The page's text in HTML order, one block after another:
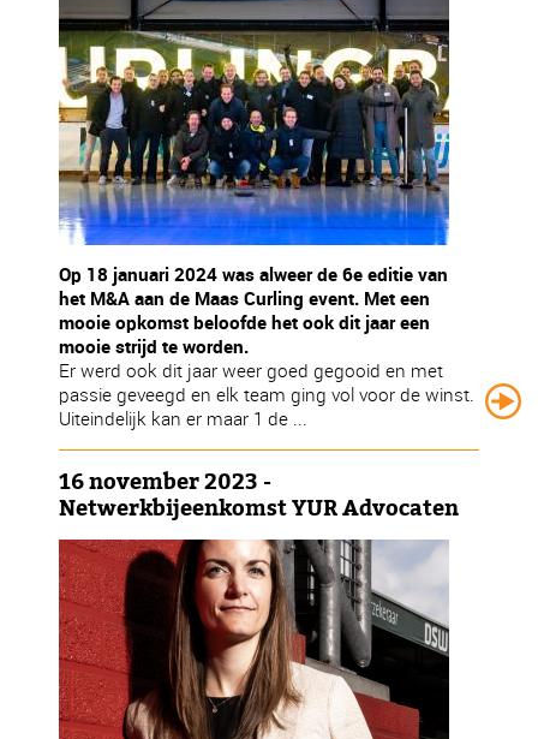
Op 18 januari 2024 was alweer de 6e editie van
het M&A aan de Maas Curling event. Met een
mooie opkomst beloofde het ook dit jaar een
mooie strijd te worden.
Er werd ook dit jaar weer goed gegooid en met
passie geveegd en elk team ging vol voor de winst.
Uiteindelijk kan er maar 1 de ...
16 november 2023 -
Netwerkbijeenkomst YUR Advocaten